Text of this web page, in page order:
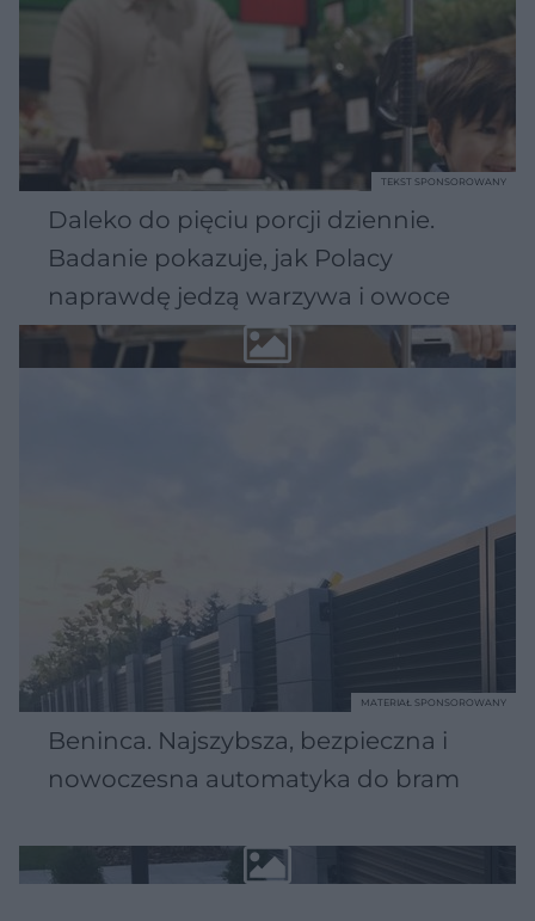
Daleko do pięciu porcji dziennie.
Badanie pokazuje, jak Polacy
naprawdę jedzą warzywa i owoce
TEKST SPONSOROWANY
Beninca. Najszybsza, bezpieczna i
nowoczesna automatyka do bram
MATERIAŁ SPONSOROWANY